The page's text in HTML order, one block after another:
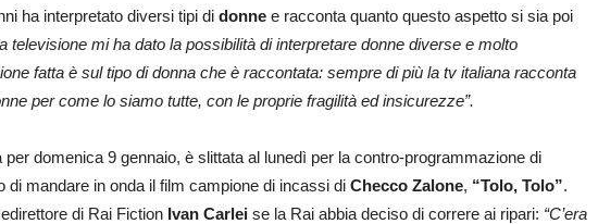
ha interpretato diversi tipi di donne e racconta quanto questo aspetto si sia poi
televisione mi ha dato la possibilità di interpretare donne diverse e molto
fatta è sul tipo di donna che è raccontata: sempre di più la tv italiana racconta
per come lo siamo tutte, con le proprie fragilità ed insicurezze”.
domenica 9 gennaio, è slittata al lunedì per la contro-programmazione di
di mandare in onda il film campione di incassi di Checco Zalone, “Tolo, Tolo”.
di Rai Fiction Ivan Carlei se la Rai abbia deciso di correre ai ripari: “C’era